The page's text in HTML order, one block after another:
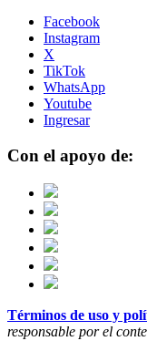
Facebook
Instagram
X
TikTok
WhatsApp
Youtube
Ingresar
Con el apoyo de:
Términos de uso y
responsable por el